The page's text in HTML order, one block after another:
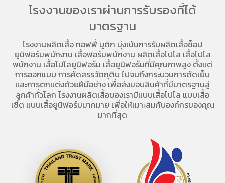
โรงงานของเราผ่านการรับรองที่ได้
มาตรฐาน
โรงงานผลิตเสื้อ ทอฟฟี่ บูติก มุ่งเน้นการรับผลิตเสื้อช็อป
ยูนิฟอร์มพนักงาน เสื้อฟอร์มพนักงาน ผลิตเสื้อโปโล เสื้อโปโล
พนักงาน เสื้อโปโลยูนิฟอร์ม เสื้อยูนิฟอร์มที่มีคุณภาพสูง ตั้งแต่
การออกแบบ การคัดสรรวัตถุดิบ ไปจนถึงกระบวนการตัดเย็บ
และการตกแต่งด้วยฝีมือช่าง เพื่อส่งมอบสินค้าที่มีมาตรฐานสู่
ลูกค้าทั่วโลก โรงงานผลิตเสื้อของเรามีแบบเสื้อโปโล แบบเสื้อ
เชิ้ต แบบเสื้อยูนิฟอร์มมากมาย เพื่อให้เมาะสมกับองค์กรของคุณ
มากที่สุด